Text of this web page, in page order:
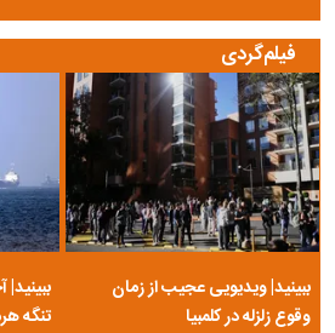
فیلم‌گردی
ببینید| ویدیویی عجیب از زمان
وقوع زلزله در کلمبیا
تنگه‌